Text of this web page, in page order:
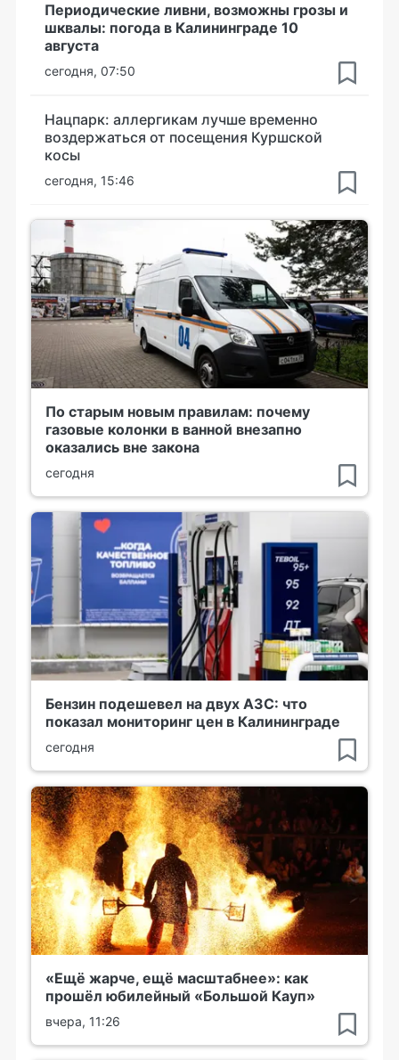
Периодические ливни, возможны грозы и
шквалы: погода в Калининграде 10
августа
сегодня, 07:50
Нацпарк: аллергикам лучше временно
воздержаться от посещения Куршской
косы
сегодня, 15:46
По старым новым правилам: почему
газовые колонки в ванной внезапно
оказались вне закона
сегодня
Бензин подешевел на двух АЗС: что
показал мониторинг цен в Калининграде
сегодня
«Ещё жарче, ещё масштабнее»: как
прошёл юбилейный «Большой Кауп»
вчера, 11:26